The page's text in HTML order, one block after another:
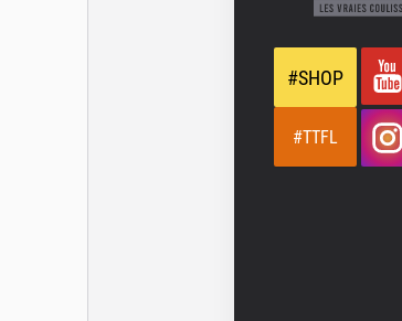
#SHOP
#TTFL